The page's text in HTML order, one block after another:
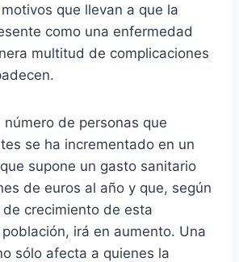
que llevan a que la
como una enfermedad
multitud de complicaciones
número de personas que
se ha incrementado en un
supone un gasto sanitario
de euros al año y que, según
crecimiento de esta
irá en aumento. Una
sólo afecta a quienes la